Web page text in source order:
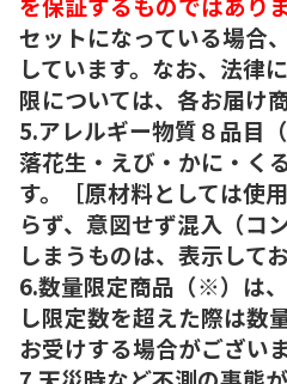
セットになっている場合
しています。なお、法律
限については、各お届け
5.アレルギー物質８品目
落花生・えび・かに・く
す。［原材料としては使
らず、意図せず混入（コ
しまうものは、表示して
6.数量限定商品（※）は
し限定数を超えた際は数
お受けする場合がございま